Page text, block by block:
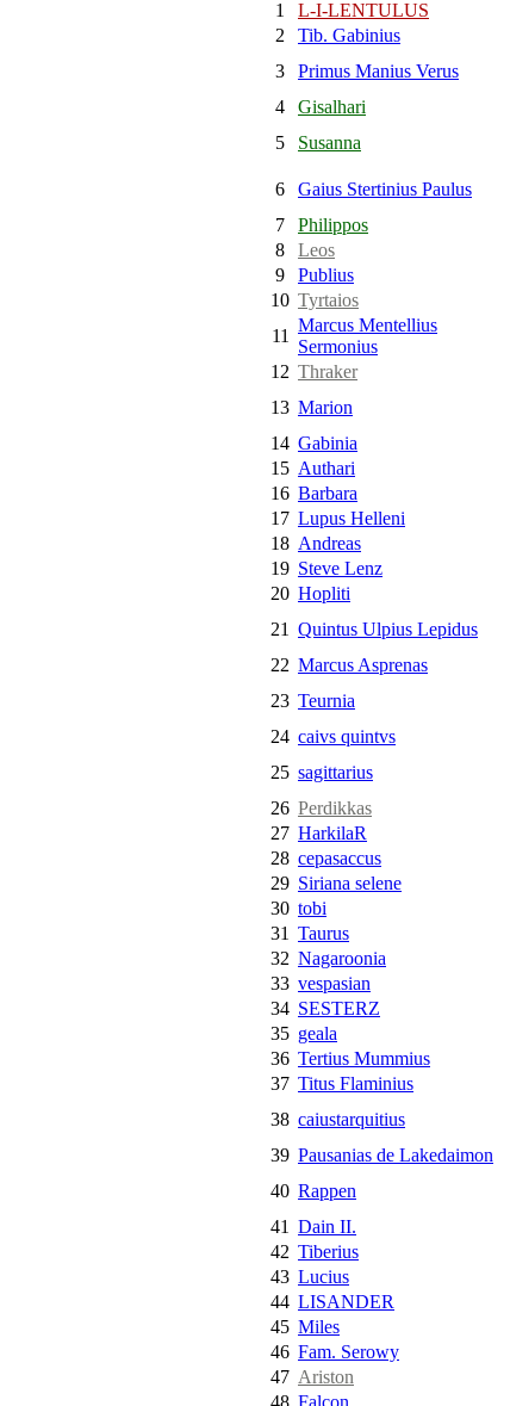
1
L-I-LENTULUS
2
Tib. Gabinius
3
Primus Manius Verus
4
Gisalhari
5
Susanna
6 Gaius Stertinius Paulus
7
Philippos
8
Leos
9
Publius
10 Tyrtaios
11
Marcus Mentellius
Sermonius
12 Thraker
13 Marion
14 Gabinia
15 Authari
16 Barbara
17 Lupus Helleni
18 Andreas
19 Steve Lenz
20 Hopliti
21 Quintus Ulpius Lepidus
22 Marcus Asprenas
23 Teurnia
24 caivs quintvs
25 sagittarius
26 Perdikkas
27 HarkilaR
28 cepasaccus
29 Siriana selene
30 tobi
31 Taurus
32 Nagaroonia
33 vespasian
34 SESTERZ
35 geala
36 Tertius Mummius
37 Titus Flaminius
38 caiustarquitius
39 Pausanias de Lakedaimon
40 Rappen
41 Dain II.
42 Tiberius
43 Lucius
44 LISANDER
45 Miles
46 Fam. Serowy
47 Ariston
48 Falcon